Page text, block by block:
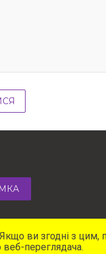
ви згодні з цим,
переглядача.